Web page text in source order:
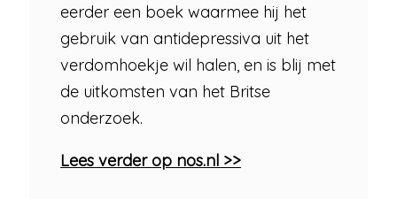
eerder een boek waarmee hij het
gebruik van antidepressiva uit het
verdomhoekje wil halen, en is blij met
de uitkomsten van het Britse
onderzoek.
Lees verder op nos.nl >>